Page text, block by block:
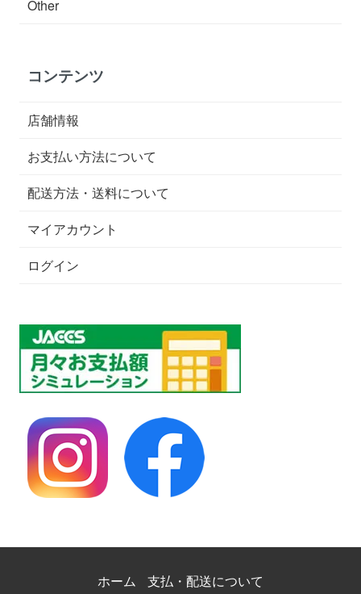
Other
コンテンツ
店舗情報
お支払い方法について
配送方法・送料について
マイアカウント
ログイン
ホーム
支払・配送について